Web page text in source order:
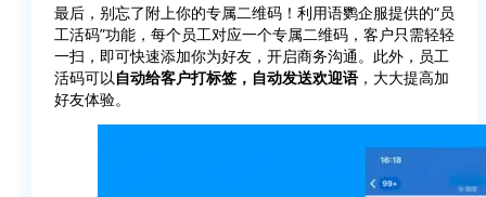
最后，别忘了附上你的专属二维码！利用语鹦企服提供的“员
工活码”功能，每个员工对应一个专属二维码，客户只需轻轻
一扫，即可快速添加你为好友，开启商务沟通。此外，员工
活码可以 自动给客户打标签，自动发送欢迎语，大大提高加
好友体验。